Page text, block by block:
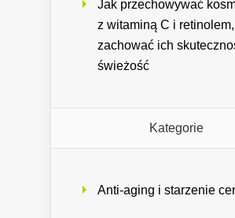
Jak przechowywać
z witaminą C i
zachować ich
świeżość
Kategorie
Anti-aging i starzenie